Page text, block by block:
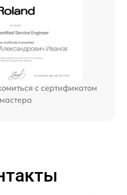
с сертификатом
мастера